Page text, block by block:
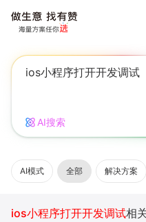
AI搜索
AI模式 全部 解决方案
ios小程序打开开发调试相